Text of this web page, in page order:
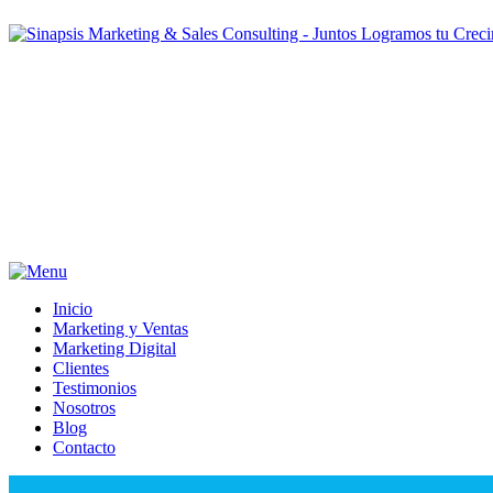
Inicio
Marketing y Ventas
Marketing Digital
Clientes
Testimonios
Nosotros
Blog
Contacto